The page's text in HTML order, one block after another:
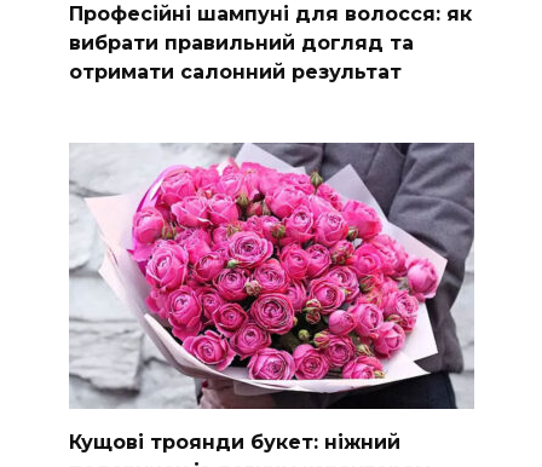
Професійні шампуні для волосся: як
вибрати правильний догляд та
отримати салонний результат
Кущові троянди букет: ніжний